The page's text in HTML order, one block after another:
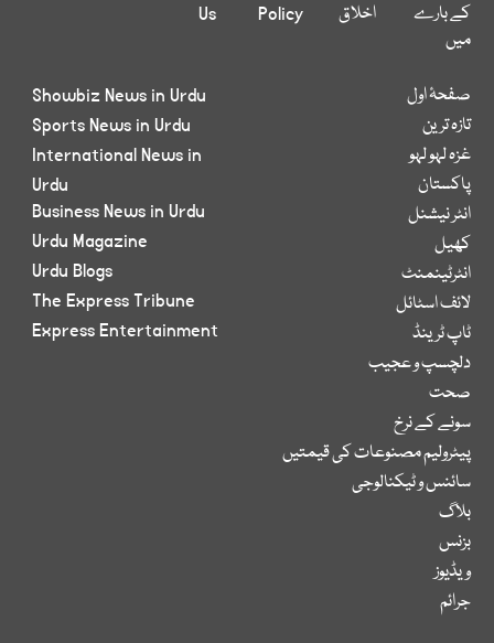
کے بارے
میں
اخلاق Policy
Us
صفحۂ اول
تازہ ترین
غزہ لہو لہو
پاکستان
انٹر نیشنل
کھیل
انٹرٹینمنٹ
لائف اسٹائل
ٹاپ ٹرینڈ
دلچسپ و عجیب
صحت
سونے کے نرخ
پیٹرولیم مصنوعات کی قیمتیں
سائنس و ٹیکنالوجی
بلاگ
بزنس
ویڈیوز
جرائم
Showbiz News in Urdu
Sports News in Urdu
International News in
Urdu
Business News in Urdu
Urdu Magazine
Urdu Blogs
The Express Tribune
Express Entertainment